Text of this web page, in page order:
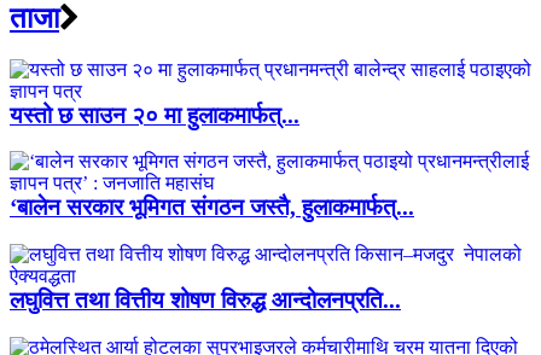
ताजा
यस्तो छ साउन २० मा हुलाकमार्फत्...
‘बालेन सरकार भूमिगत संगठन जस्तै, हुलाकमार्फत्...
लघुवित्त तथा वित्तीय शोषण विरुद्ध आन्दोलनप्रति...